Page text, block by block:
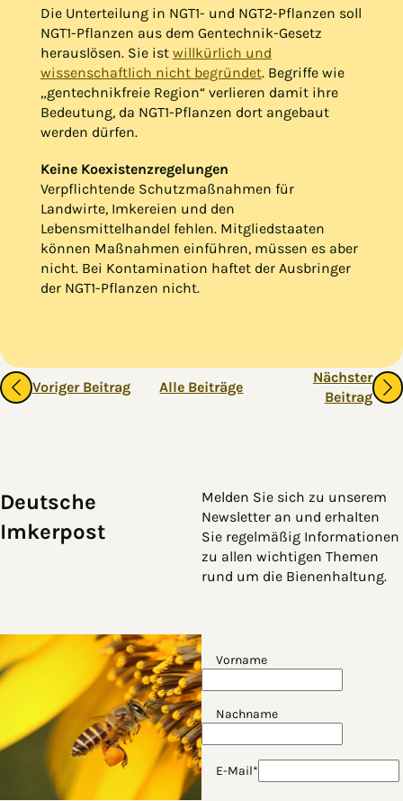
Die Unterteilung in NGT1- und NGT2-Pflanzen soll
NGT1-Pflanzen aus dem Gentechnik-Gesetz
herauslösen. Sie ist willkürlich und
wissenschaftlich nicht begründet. Begriffe wie
„gentechnikfreie Region“ verlieren damit ihre
Bedeutung, da NGT1-Pflanzen dort angebaut
werden dürfen.
Keine Koexistenzregelungen
Verpflichtende Schutzmaßnahmen für
Landwirte, Imkereien und den
Lebensmittelhandel fehlen. Mitgliedstaaten
können Maßnahmen einführen, müssen es aber
nicht. Bei Kontamination haftet der Ausbringer
der NGT1-Pflanzen nicht.
Gehe zu vorherigen oder nächsten Beiträgen
Voriger Beitrag Alle Beiträge
Nächster
Beitrag
Deutsche
Imkerpost
Melden Sie sich zu unserem
Newsletter an und erhalten
Sie regelmäßig Informationen
zu allen wichtigen Themen
rund um die Bienenhaltung.
Vorname
Nachname
E-Mail*